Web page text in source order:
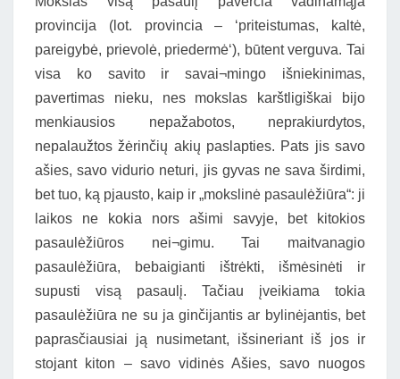
provincija (lot. provincia – ‘priteistumas, kaltė,
pareigybė, prievolė, priedermė‘), būtent verguva. Tai
visa ko savito ir savai¬mingo išniekinimas,
pavertimas nieku, nes mokslas karštligiškai bijo
menkiausios nepažabotos, neprakiurdytos,
nepalaužtos žėrinčių akių paslapties. Pats jis savo
ašies, savo vidurio neturi, jis gyvas ne sava širdimi,
bet tuo, ką pjausto, kaip ir „mokslinė pasaulėžiūra“: ji
laikos ne kokia nors ašimi savyje, bet kitokios
pasaulėžiūros nei¬gimu. Tai maitvanagio
pasaulėžiūra, bebaigianti ištrėkti, išmėsinėti ir
supusti visą pasaulį. Tačiau įveikiama tokia
pasaulėžiūra ne su ja ginčijantis ar bylinėjantis, bet
paprasčiausiai ją nusimetant, išsineriant iš jos ir
stojant kiton – savo vidinės Ašies, savo nuogos